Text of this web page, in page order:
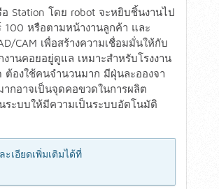
Station โดย robot จะหยิบชิ้นงานไป
100 หรือตามหน้างานลูกค้า และ
CAM เพื่อสร้างความเชื่อมมั่นให้กับ
านคอยอยู่ดูแล เหมาะสำหรับโรงงาน
องใช้คนจำนวนมาก มีฝุ่นละอองจา
กอาจเป็นจุดคอขวดในการผลิต
ระบบให้มีความเป็นระบบอัตโนมัติ
เอียดเพิ่มเติมได้ที่